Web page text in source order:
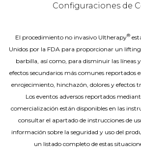
Configuraciones de
El procedimiento no invasivo Ultherapy®
Unidos por la FDA para proporcionar un lifting
barbilla, así como, para disminuir las líneas
efectos secundarios más comunes reportados
enrojecimiento, hinchazón, dolores y efectos
Los eventos adversos reportados
comercialización están disponibles en las
consultar el apartado de instrucciones de
información sobre la seguridad y uso del
un listado completo de estas